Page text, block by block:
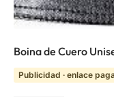
Boina de Cuero
Publicidad · enlace